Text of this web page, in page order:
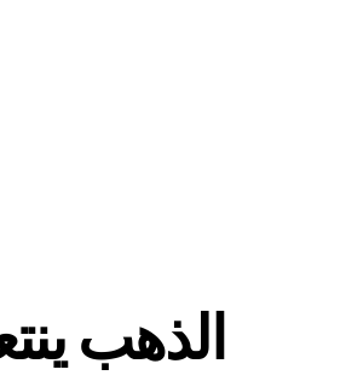
الذهب